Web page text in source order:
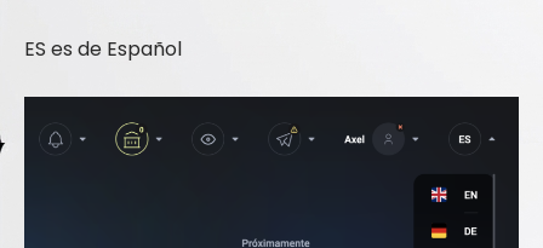
ES es de Español